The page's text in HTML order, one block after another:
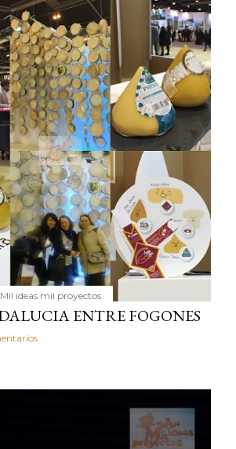
ideas mil proyectos
ENTRE FOGONES